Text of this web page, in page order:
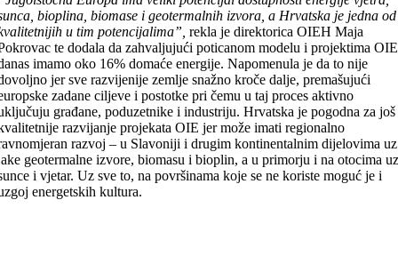
bioplina, biomase i geotermalnih izvora, a Hrvatska je jedna od
u tim potencijalima”, rekla je direktorica OIEH Maja
te dodala da zahvaljujući poticanom modelu i projektima OIE
imamo oko 16% domaće energije. Napomenula je da to nije
jer sve razvijenije zemlje snažno kroče dalje, premašujući
zadane ciljeve i postotke pri čemu u taj proces aktivno
građane, poduzetnike i industriju. Hrvatska je pogodna za još
razvijanje projekata OIE jer može imati regionalno
razvoj – u Slavoniji i drugim kontinentalnim dijelovima uz
geotermalne izvore, biomasu i bioplin, a u primorju i na otocima
i vjetar. Uz sve to, na površinama koje se ne koriste moguć je i
energetskih kultura.